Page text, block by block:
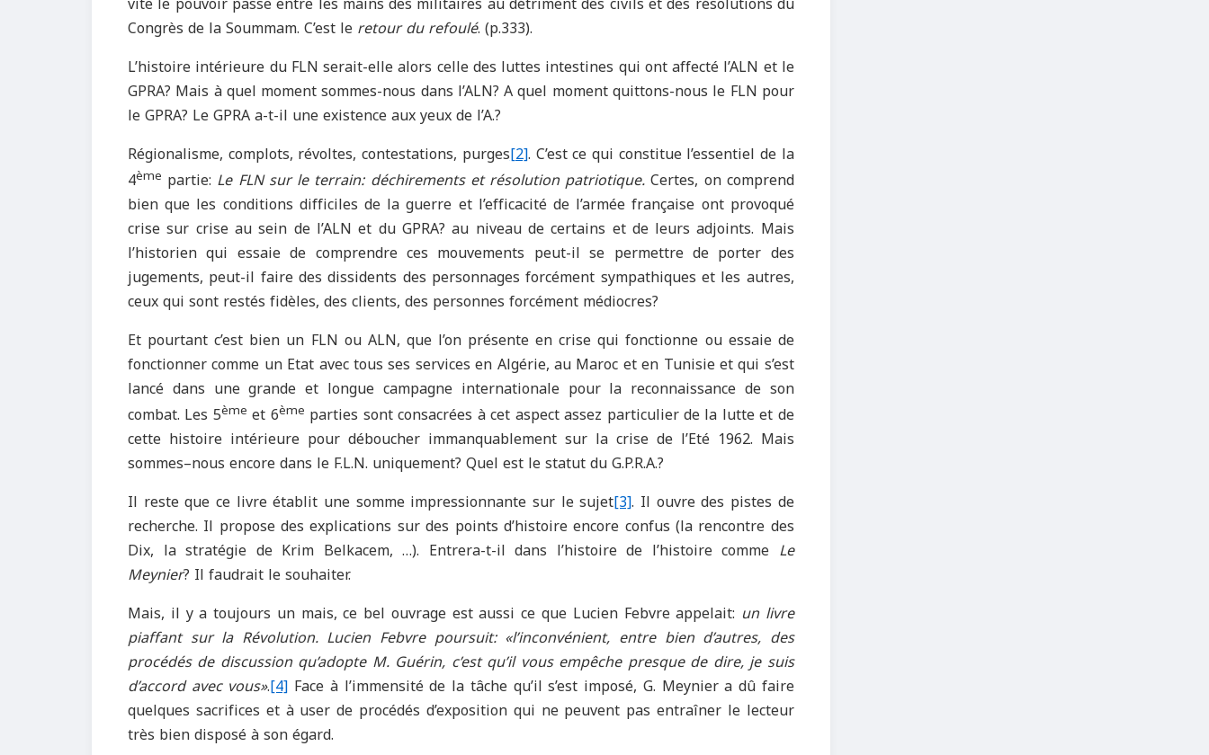
Congrès de la Soummam. C’est leretour du refoulé. (p.333).
L’histoire intérieure du FLN serait-elle alors celle des luttes intestines qui ont affecté l’ALN et le
GPRA? Mais à quel moment sommes-nous dans l’ALN? A quel moment quittons-nous le FLN pour
le GPRA? Le GPRA a-t-il une existence aux yeux de l’A.?
Régionalisme, complots, révoltes, contestations, purges[2]. C’est ce qui constitue l’essentiel de la
4ème partie: Le FLN sur le terrain: déchirements et résolution patriotique.Certes, on comprend
bien que les conditions difficiles de la guerre et l’efficacité de l’armée française ont provoqué
crise sur crise au sein de l’ALN et du GPRA? au niveau de certains et de leurs adjoints. Mais
l’historien qui essaie de comprendre ces mouvements peut-il se permettre de porter des
jugements, peut-il faire des dissidents des personnages forcément sympathiques et les autres,
ceux qui sont restés fidèles, des clients, des personnes forcément médiocres?
Et pourtant c’est bien un FLN ou ALN, que l’on présente en crise qui fonctionne ou essaie de
fonctionner comme un Etat avec tous ses services en Algérie, au Maroc et en Tunisie et qui s’est
lancé dans une grande et longue campagne internationale pour la reconnaissance de son
combat. Les 5ème et 6ème parties sont consacrées à cet aspect assez particulier de la lutte et de
cette histoire intérieure pour déboucher immanquablement sur la crise de l’Eté 1962. Mais
sommes–nous encore dans le F.L.N. uniquement? Quel est le statut du G.P.R.A.?
Il reste que ce livre établit une somme impressionnante sur le sujet[3]. Il ouvre des pistes de
recherche. Il propose des explications sur des points d’histoire encore confus (la rencontre des
Dix, la stratégie de Krim Belkacem, …). Entrera-t-il dans l’histoire de l’histoire comme Le
Meynier? Il faudrait le souhaiter.
Mais, il y a toujours un mais, ce bel ouvrage est aussi ce que Lucien Febvre appelait: un livre
piaffant sur la Révolution. Lucien Febvre poursuit: «l’inconvénient, entre bien d’autres, des
procédés de discussion qu’adopte M. Guérin, c’est qu’il vous empêche presque de dire, je suis
d’accord avec vous».[4] Face à l’immensité de la tâche qu’il s’est imposé, G. Meynier a dû faire
quelques sacrifices et à user de procédés d’exposition qui ne peuvent pas entraîner le lecteur
très bien disposé à son égard.